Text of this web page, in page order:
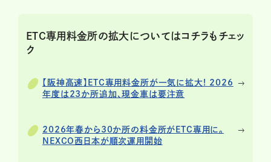
ETC専用料金所の拡大についてはコチラもチェッ
ク
【阪神高速】ETC専用料金所が一気に拡大! 2026
年度は23か所追加、現金車は要注意
2026年春から30か所の料金所がETC専用に。
NEXCO西日本が順次運用開始